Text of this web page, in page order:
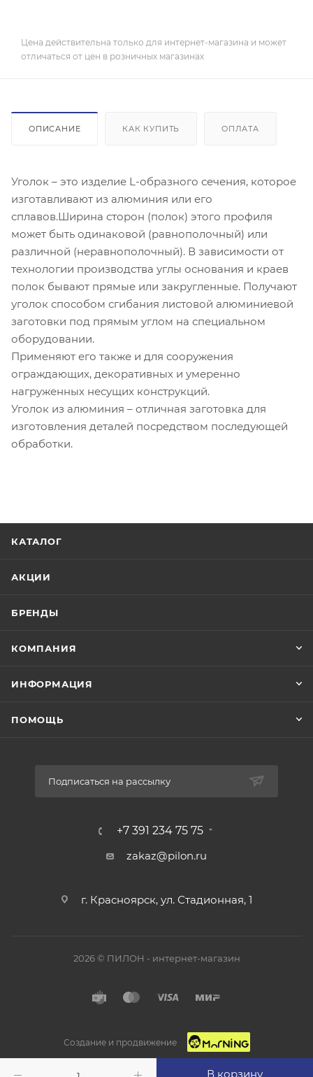
В корзину
Цена действительна только для интернет-магазина и может
отличаться от цен в розничных магазинах
ОПИСАНИЕ КАК КУПИТЬ ОПЛАТА
Уголок – это изделие L-образного сечения, которое
изготавливают из алюминия или его
сплавов.Ширина сторон (полок) этого профиля
может быть одинаковой (равнополочный) или
различной (неравнополочный). В зависимости от
технологии производства углы основания и краев
полок бывают прямые или закругленные. Получают
уголок способом сгибания листовой алюминиевой
заготовки под прямым углом на специальном
оборудовании.
Применяют его также и для сооружения
ограждающих, декоративных и умеренно
нагруженных несущих конструкций.
Уголок из алюминия – отличная заготовка для
изготовления деталей посредством последующей
обработки.
КАТАЛОГ
АКЦИИ
БРЕНДЫ
КОМПАНИЯ
ИНФОРМАЦИЯ
ПОМОЩЬ
Подписаться на рассылку
+7 391 234 75 75
zakaz@pilon.ru
г. Красноярск, ул. Стадионная, 1
2026 © ПИЛОН - интернет-магазин
Создание и продвижение